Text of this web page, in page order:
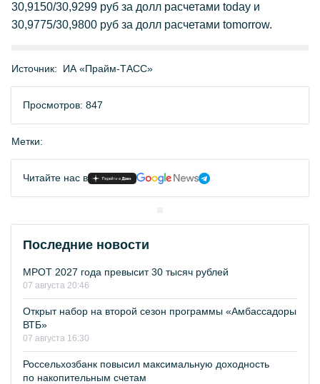
30,9150/30,9299 руб за долл расчетами today и
30,9775/30,9800 руб за долл расчетами tomorrow.
Источник: ИА «Прайм-ТАСС»
Просмотров: 847
Метки:
Читайте нас в
Последние новости
МРОТ 2027 года превысит 30 тысяч рублей
07 августа 20:46
Открыт набор на второй сезон программы «Амбассадоры
ВТБ»
07 августа 16:30
Россельхозбанк повысил максимальную доходность
по накопительным счетам